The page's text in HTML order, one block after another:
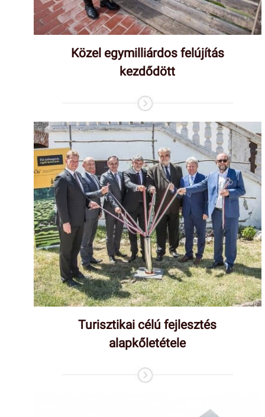
Közel egymilliárdos felújítás
kezdődött
Turisztikai célú fejlesztés
alapkőletétele